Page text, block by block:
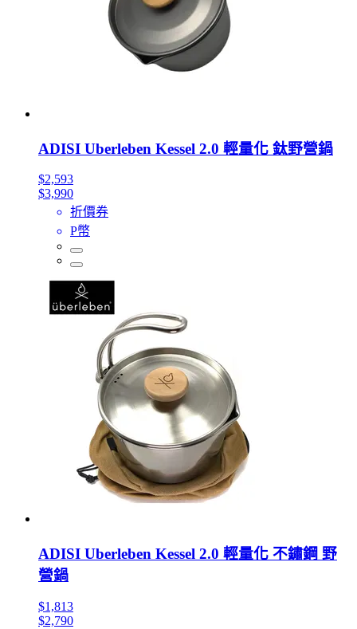
ADISI Uberleben Kessel 2.0 輕量化 鈦野營鍋
$2,593
$3,990
折價券
P幣
ADISI Uberleben Kessel 2.0 輕量化 不鏽鋼 野
營鍋
$1,813
$2,790